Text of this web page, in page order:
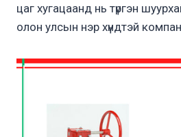
цаг хугацаанд нь түргэн
олон улсын нэр хүндтэй